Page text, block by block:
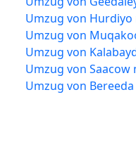
Umzug von
Umzug von
Umzug von
Umzug von Saacow
Umzug von